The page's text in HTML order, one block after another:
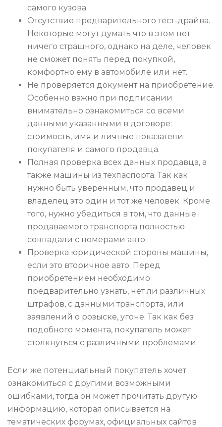
самого кузова.
Отсутствие предварительного тест-драйва.
Некоторые могут думать что в этом нет
ничего страшного, однако на деле, человек
не сможет понять перед покупкой,
комфортно ему в автомобиле или нет.
Не проверяется документ на приобретение.
Особенно важно при подписании
внимательно ознакомиться со всеми
данными указанными в договоре:
стоимость, имя и личные показатели
покупателя и самого продавца.
Полная проверка всех данных продавца, а
также машины из техпаспорта. Так как
нужно быть уверенным, что продавец и
владелец это один и тот же человек. Кроме
того, нужно убедиться в том, что данные
продаваемого транспорта полностью
совпадали с номерами авто.
Проверка юридической стороны машины,
если это вторичное авто. Перед
приобретением необходимо
предварительно узнать, нет ли различных
штрафов, с данными транспорта, или
заявлений о розыске, угоне. Так как без
подобного момента, покупатель может
столкнуться с различными проблемами.
Если же потенциальный покупатель хочет
ознакомиться с другими возможными
ошибками, тогда он может прочитать другую
информацию, которая описывается на
тематических форумах, официальных сайтов